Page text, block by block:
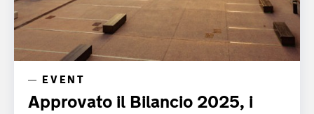
EVENT
Approvato il Bilancio 2025, i